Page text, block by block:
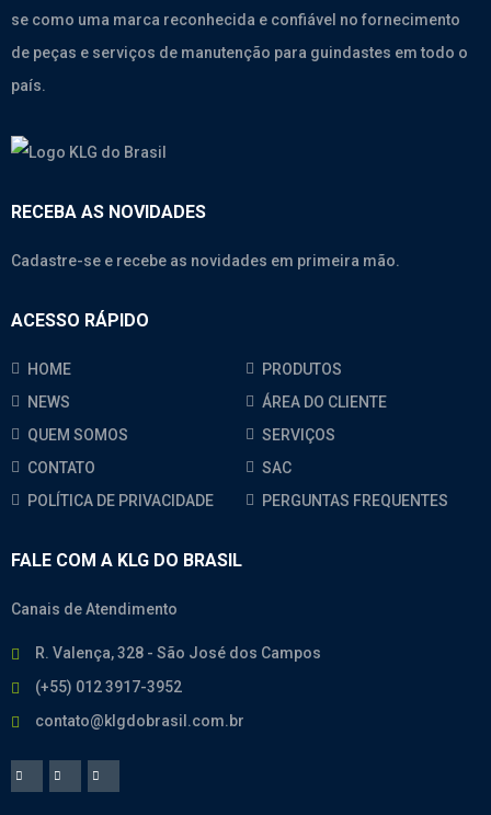
se como uma marca reconhecida e confiável no fornecimento
de peças e serviços de manutenção para guindastes em todo o
país.
RECEBA AS NOVIDADES
Cadastre-se e recebe as novidades em primeira mão.
ACESSO RÁPIDO
HOME
PRODUTOS
NEWS
ÁREA DO CLIENTE
QUEM SOMOS
SERVIÇOS
CONTATO
SAC
POLÍTICA DE PRIVACIDADE
PERGUNTAS FREQUENTES
FALE COM A KLG DO BRASIL
Canais de Atendimento
R. Valença, 328 - São José dos Campos
(+55) 012 3917-3952
contato@klgdobrasil.com.br